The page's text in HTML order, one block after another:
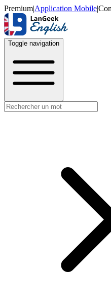
Premium|Application Mobile|
Toggle navigation